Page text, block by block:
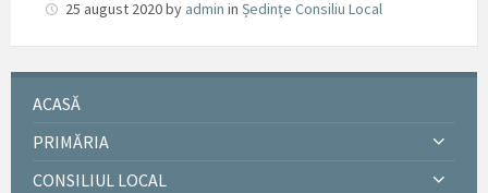
25 august 2020by admin in Ședințe Consiliu Local
ACASĂ
PRIMĂRIA
CONSILIUL LOCAL